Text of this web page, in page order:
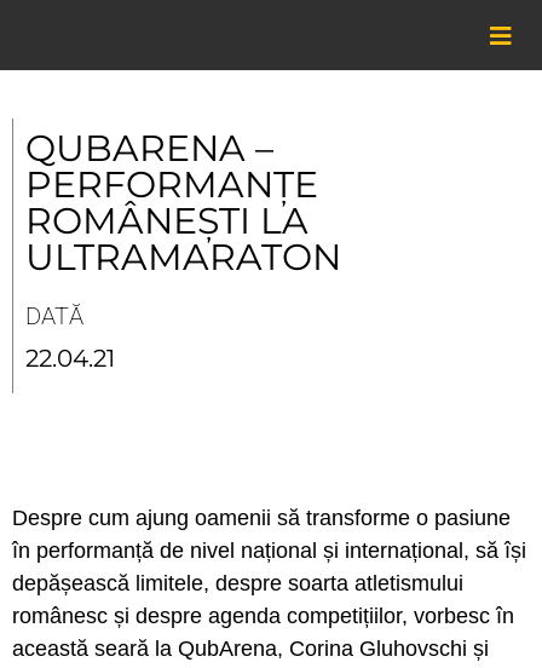
content
QUBARENA –
PERFORMANȚE
ROMÂNEȘTI LA
ULTRAMARATON
DATĂ
22.04.21
Despre cum ajung oamenii să transforme o pasiune
în performanță de nivel național și internațional, să își
depășească limitele, despre soarta atletismului
românesc și despre agenda competițiilor, vorbesc în
această seară la QubArena, Corina Gluhovschi și